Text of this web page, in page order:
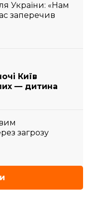
України: «Нам
заперечив
Київ
— дитина
загрозу